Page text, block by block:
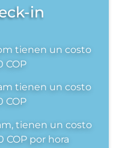
in
tienen un costo
COP
tienen un costo
COP
tienen un costo
COP por hora